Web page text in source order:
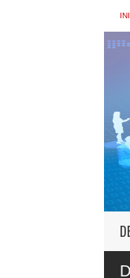
“No vamos a desistir